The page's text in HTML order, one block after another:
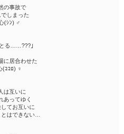
の事故で
しまった
(ｼﾝ) ♂
る……???｣
に居合わせた
(ｺｺﾛ) ♀
は互いに
あってゆく
てお互いに
はできない…